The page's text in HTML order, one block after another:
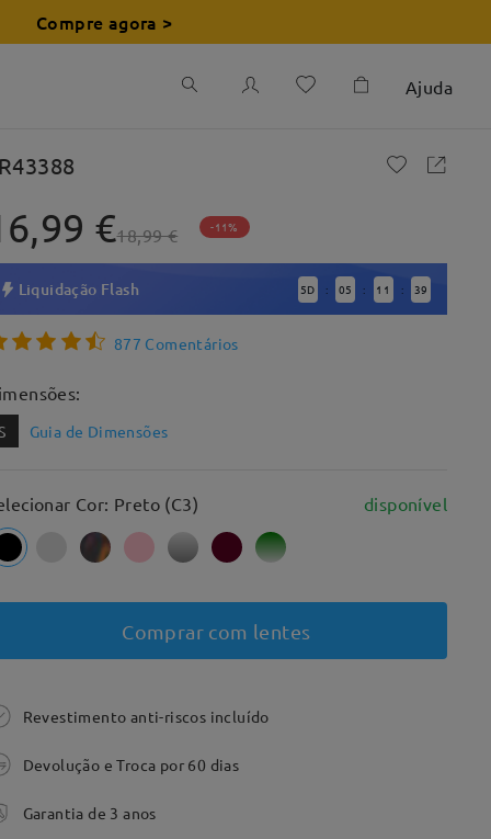
Compre agora >
Ajuda
€18,99 € -11%
Liquidação Flash 5D : 05 : 11 : 37
877 Comentários
Guia de Dimensões
Cor: Preto (C3) disponível
Comprar com lentes
Revestimento anti-riscos incluído
Devolução e Troca por 60 dias
Garantia de 3 anos